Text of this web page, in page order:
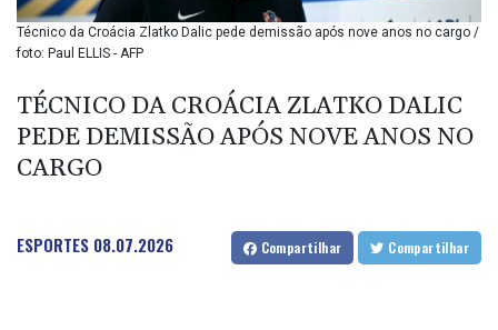
CAD 1.615251
CDF 2604.584378
CLP 1055.271199
CNY 7.778084
CUC 1.152471
CUP 30.540479
Técnico da Croácia Zlatko Dalic pede demissão após nove anos no cargo /
foto: Paul ELLIS - AFP
TÉCNICO DA CROÁCIA ZLATKO DALIC
PEDE DEMISSÃO APÓS NOVE ANOS NO
CARGO
ESPORTES 08.07.2026 Compartilhar Compartilhar